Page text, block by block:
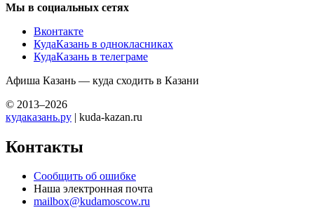
Мы в социальных сетях
Вконтакте
КудаКазань в однокласниках
КудаКазань в телеграме
Афиша Казань — куда сходить в Казани
© 2013–2026
кудаказань.ру | kuda-kazan.ru
Контакты
Сообщить об ошибке
Наша электронная почта
mailbox@kudamoscow.ru